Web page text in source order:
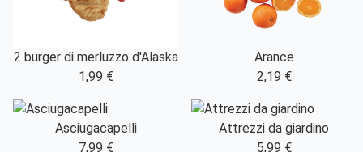
2 burger di merluzzo d'Alaska
1,99 €
Arance
2,19 €
Asciugacapelli
7,99 €
Attrezzi da giardino
5,99 €